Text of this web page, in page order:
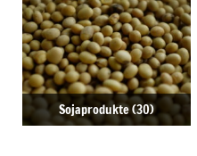
Sojaprodukte(30)